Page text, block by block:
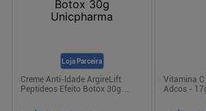
Loja Parceira
Creme Anti-Idade ArgireLift
Peptídeos Efeito Botox 30g
Vitamina C
Adcos -